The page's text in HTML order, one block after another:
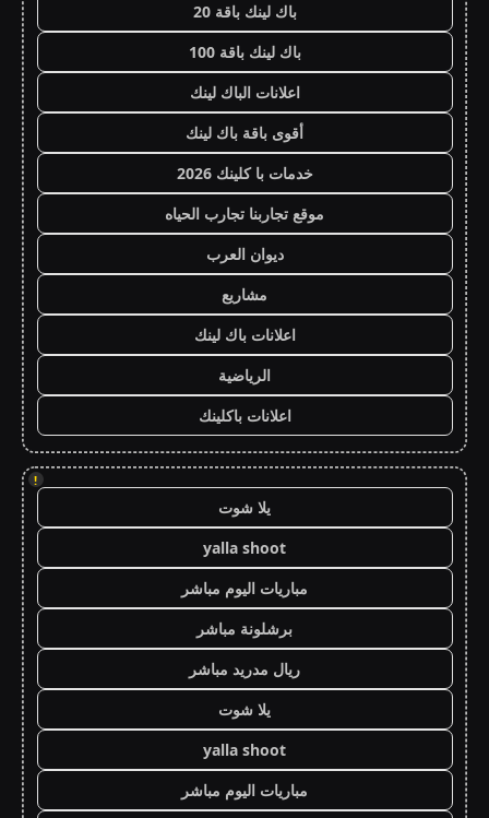
باك لينك باقة 20
باك لينك باقة 100
اعلانات الباك لينك
أقوى باقة باك لينك
خدمات با كلينك 2026
موقع تجاربنا تجارب الحياه
ديوان العرب
مشاريع
اعلانات باك لينك
الرياضية
اعلانات باكلينك
!
يلا شوت
yalla shoot
مباريات اليوم مباشر
برشلونة مباشر
ريال مدريد مباشر
يلا شوت
yalla shoot
مباريات اليوم مباشر